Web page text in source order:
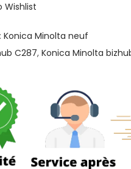
Wishlist
Konica Minolta neuf
C287, Konica Minolta